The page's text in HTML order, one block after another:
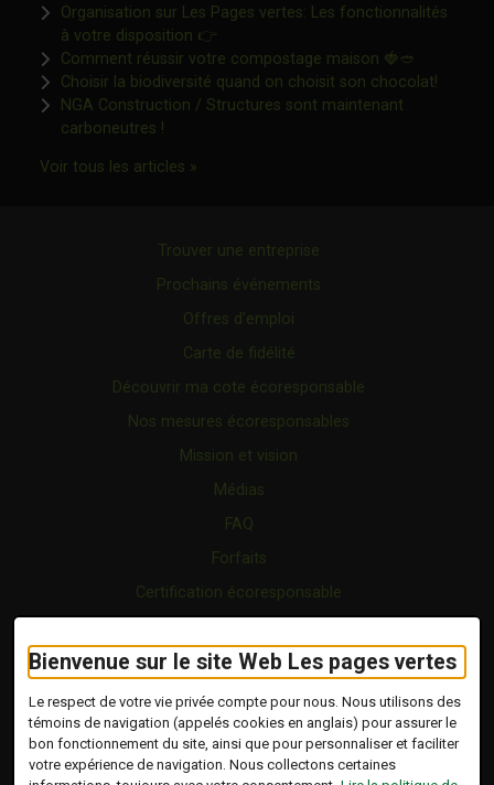
Bienvenue sur le site Web Les pages vertes
Le respect de votre vie privée compte pour nous. Nous utilisons des
témoins de navigation (appelés cookies en anglais) pour assurer le
bon fonctionnement du site, ainsi que pour personnaliser et faciliter
votre expérience de navigation. Nous collectons certaines
Organisation sur Les Pages vertes: Les fonctionnalités
à votre disposition 👉Ce lien s'ouvrira dans une nouvelle
Comment réussir votre compostage maison 🍓🥙
Choisir la biodiversité quand on choisit son chocolat!Ce lien
NGA Construction / Structures sont maintenant
carboneutres !Ce lien s'ouvrira dans une nouvelle fenêtre"
Voir tous les articles »Ce lien s'ouvrira dans une nouvelle
Trouver une entreprise
Prochains événements
Offres d’emploi
Carte de fidélité
Découvrir ma cote écoresponsable
Nos mesures écoresponsables
Mission et vision
Médias
FAQ
Forfaits
Certification écoresponsable
Vidéo
Blogue
Copyright © 2026 Tous droits réservés.
Les Pages Vertes | Répertoire d'entreprises